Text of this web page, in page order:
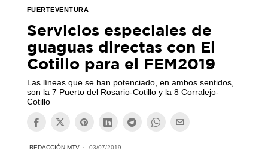
FUERTEVENTURA
Servicios especiales de
guaguas directas con El
Cotillo para el FEM2019
Las líneas que se han potenciado, en ambos sentidos,
son la 7 Puerto del Rosario-Cotillo y la 8 Corralejo-
Cotillo
REDACCIÓN MTV 03/07/2019